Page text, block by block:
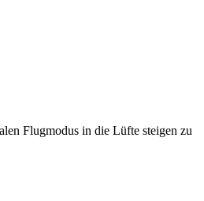
Flugmodus in die Lüfte steigen zu